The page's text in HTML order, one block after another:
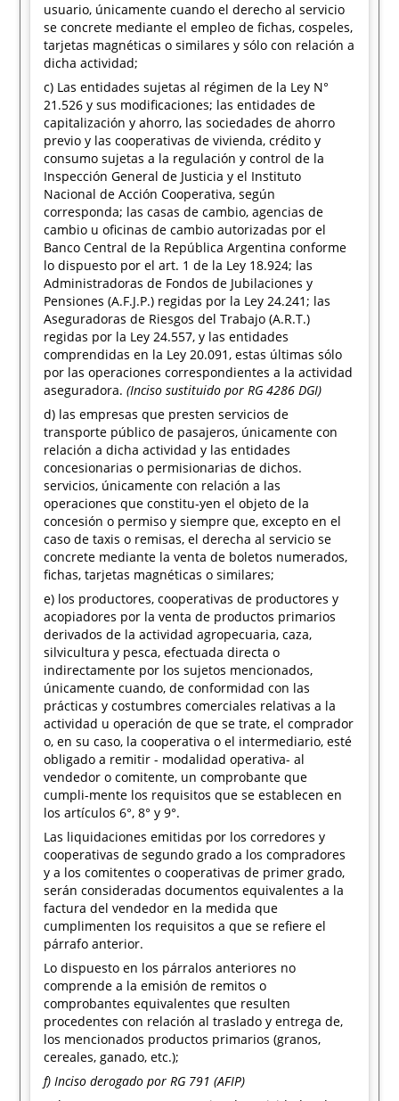
usuario, únicamente cuando el derecho al servicio
se concrete mediante el empleo de fichas, cospeles,
tarjetas magnéticas o similares y sólo con relación a
dicha actividad;
c) Las entidades sujetas al régimen de la Ley N°
21.526 y sus modificaciones; las entidades de
capitalización y ahorro, las sociedades de ahorro
previo y las cooperativas de vivienda, crédito y
consumo sujetas a la regulación y control de la
Inspección General de Justicia y el Instituto
Nacional de Acción Cooperativa, según
corresponda; las casas de cambio, agencias de
cambio u oficinas de cambio autorizadas por el
Banco Central de la República Argentina conforme
lo dispuesto por el art. 1 de la Ley 18.924; las
Administradoras de Fondos de Jubilaciones y
Pensiones (A.F.J.P.) regidas por la Ley 24.241; las
Aseguradoras de Riesgos del Trabajo (A.R.T.)
regidas por la Ley 24.557, y las entidades
comprendidas en la Ley 20.091, estas últimas sólo
por las operaciones correspondientes a la actividad
aseguradora.(Inciso sustituido por RG 4286 DGI)
d) las empresas que presten servicios de
transporte público de pasajeros, únicamente con
relación a dicha actividad y las entidades
concesionarias o permisionarias de dichos.
servicios, únicamente con relación a las
operaciones que constitu-yen el objeto de la
concesión o permiso y siempre que, excepto en el
caso de taxis o remisas, el derecha al servicio se
concrete mediante la venta de boletos numerados,
fichas, tarjetas magnéticas o similares;
e) los productores, cooperativas de productores y
acopiadores por la venta de productos primarios
derivados de la actividad agropecuaria, caza,
silvicultura y pesca, efectuada directa o
indirectamente por los sujetos mencionados,
únicamente cuando, de conformidad con las
prácticas y costumbres comerciales relativas a la
actividad u operación de que se trate, el comprador
o, en su caso, la cooperativa o el intermediario, esté
obligado a remitir - modalidad operativa- al
vendedor o comitente, un comprobante que
cumpli-mente los requisitos que se establecen en
los artículos 6°, 8° y 9°.
Las liquidaciones emitidas por los corredores y
cooperativas de segundo grado a los compradores
y a los comitentes o cooperativas de primer grado,
serán consideradas documentos equivalentes a la
factura del vendedor en la medida que
cumplimenten los requisitos a que se refiere el
párrafo anterior.
Lo dispuesto en los párralos anteriores no
comprende a la emisión de remitos o
comprobantes equivalentes que resulten
procedentes con relación al traslado y entrega de,
los mencionados productos primarios (granos,
cereales, ganado, etc.);
f) Inciso derogado por RG 791 (AFIP)